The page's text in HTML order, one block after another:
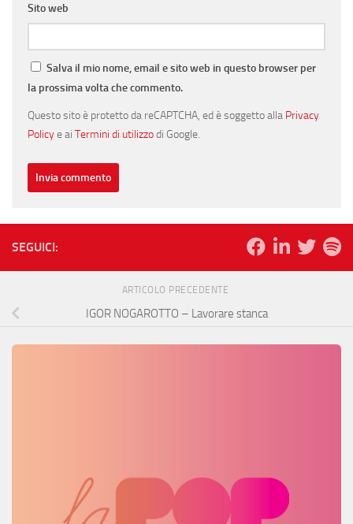
Sito web
Salva il mio nome, email e sito web in questo browser per
la prossima volta che commento.
Questo sito è protetto da reCAPTCHA, ed è soggetto alla Privacy
Policye ai Termini di utilizzodi Google.
SEGUICI:
ARTICOLO PRECEDENTE
IGOR NOGAROTTO – Lavorare stanca